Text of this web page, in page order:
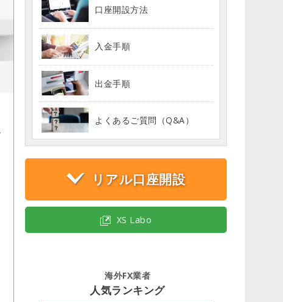
口座開設方法
入金手順
出金手順
よくあるご質問（Q&A）
リアル口座開設
XS Labo
海外FX業者
人気ランキング